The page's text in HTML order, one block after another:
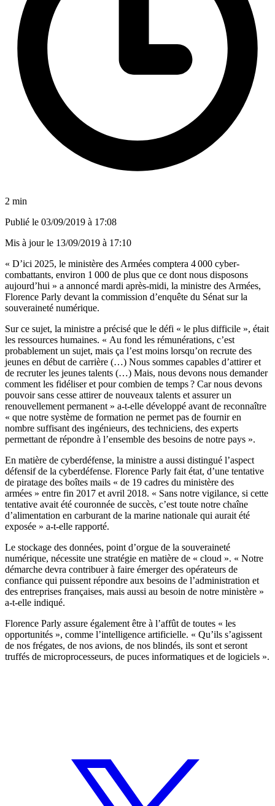
2 min
Publié le 03/09/2019 à 17:08
Mis à jour le 13/09/2019 à 17:10
« D’ici 2025, le ministère des Armées comptera 4 000 cyber-
combattants, environ 1 000 de plus que ce dont nous disposons
aujourd’hui » a annoncé mardi après-midi, la ministre des Armées,
Florence Parly devant la commission d’enquête du Sénat sur la
souveraineté numérique.
Sur ce sujet, la ministre a précisé que le défi « le plus difficile », était
les ressources humaines. « Au fond les rémunérations, c’est
probablement un sujet, mais ça l’est moins lorsqu’on recrute des
jeunes en début de carrière (…) Nous sommes capables d’attirer et
de recruter les jeunes talents (…) Mais, nous devons nous demander
comment les fidéliser et pour combien de temps ? Car nous devons
pouvoir sans cesse attirer de nouveaux talents et assurer un
renouvellement permanent » a-t-elle développé avant de reconnaître
« que notre système de formation ne permet pas de fournir en
nombre suffisant des ingénieurs, des techniciens, des experts
permettant de répondre à l’ensemble des besoins de notre pays ».
En matière de cyberdéfense, la ministre a aussi distingué l’aspect
défensif de la cyberdéfense. Florence Parly fait état, d’une tentative
de piratage des boîtes mails « de 19 cadres du ministère des
armées » entre fin 2017 et avril 2018. « Sans notre vigilance, si cette
tentative avait été couronnée de succès, c’est toute notre chaîne
d’alimentation en carburant de la marine nationale qui aurait été
exposée » a-t-elle rapporté.
Le stockage des données, point d’orgue de la souveraineté
numérique, nécessite une stratégie en matière de « cloud ». « Notre
démarche devra contribuer à faire émerger des opérateurs de
confiance qui puissent répondre aux besoins de l’administration et
des entreprises françaises, mais aussi au besoin de notre ministère »
a-t-elle indiqué.
Florence Parly assure également être à l’affût de toutes « les
opportunités », comme l’intelligence artificielle. « Qu’ils s’agissent
de nos frégates, de nos avions, de nos blindés, ils sont et seront
truffés de microprocesseurs, de puces informatiques et de logiciels ».